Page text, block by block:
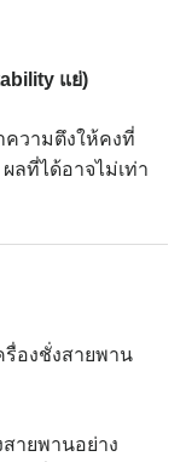
แย่)
ความตึงให้คงที่
ลที่ได้อาจไม่เท่า
องชั่งสายพาน
ายพานอย่าง